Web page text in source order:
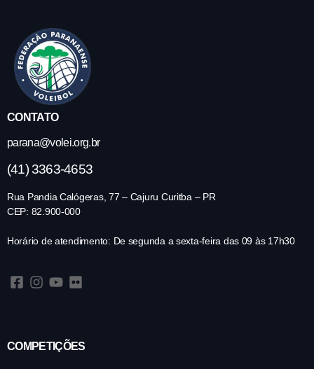
CONTATO
parana@volei.org.br
(41) 3363-4653
Rua Pandia Calógeras, 77 – Cajuru Curitba – PR
CEP: 82.900-000
Horário de atendimento: De segunda a sexta-feira das 09 às 17h30
COMPETIÇÕES